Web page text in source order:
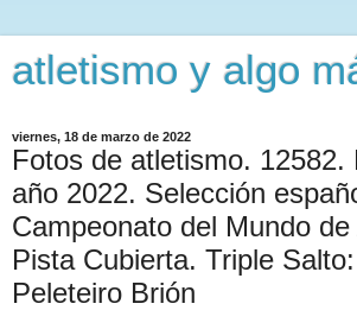
atletismo y algo
viernes, 18 de marzo de 2022
Fotos de atletismo. 12582.
año 2022. Selección
Campeonato del Mundo
Pista Cubierta. Triple
Peleteiro Brión